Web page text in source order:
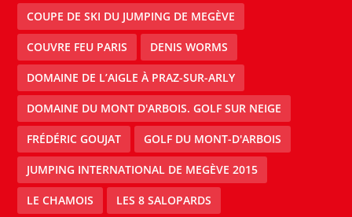
COUPE DE SKI DU JUMPING DE MEGÈVE
COUVRE FEU PARIS DENIS WORMS
DOMAINE DE L’AIGLE À PRAZ-SUR-ARLY
DOMAINE DU MONT D'ARBOIS. GOLF SUR NEIGE
FRÉDÉRIC GOUJAT GOLF DU MONT-D'ARBOIS
JUMPING INTERNATIONAL DE MEGÈVE 2015
LE CHAMOIS LES 8 SALOPARDS